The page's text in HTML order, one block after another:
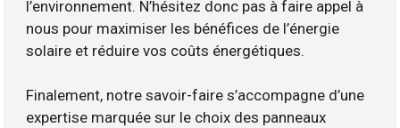
l’environnement. N’hésitez donc pas à faire appel à
nous pour maximiser les bénéfices de l’énergie
solaire et réduire vos coûts énergétiques.
Finalement, notre savoir-faire s’accompagne d’une
expertise marquée sur le choix des panneaux